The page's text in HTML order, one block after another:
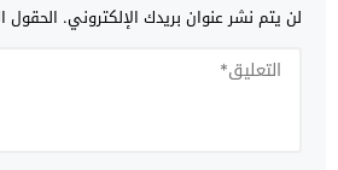
لن يتم نشر عنوان بريدك الإلكتروني. الحقول